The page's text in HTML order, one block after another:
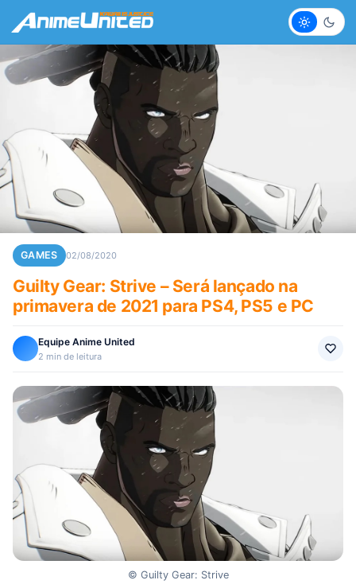
Claro
GAMES 02/08/2020
Guilty Gear: Strive – Será lançado na
primavera de 2021 para PS4, PS5 e PC
Equipe Anime United
2 min de leitura
© Guilty Gear: Strive